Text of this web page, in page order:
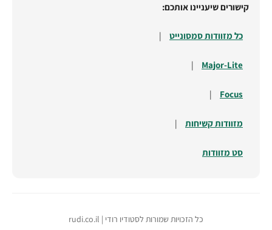
קישורים שיעניינו אותכם:
כל מזוודות סמסונייט |
Major-Lite
|
Focus
|
מזוודות קשיחות |
סט מזוודות
כל הזכויות שמורות לסטודיו רודי | rudi.co.il